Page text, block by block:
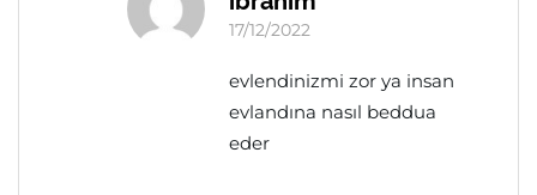
17/12/2022
evlendinizmi zor ya insan
evlandına nasıl beddua
eder